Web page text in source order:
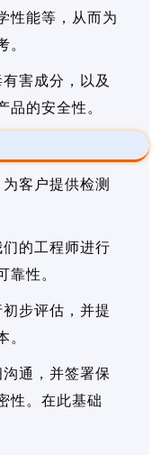
性能等，从而为
。
害成分，以及
品的安全性。
客户提供检测
的工程师进行
靠性。
步评估，并提
。
通，并签署保
性。在此基础